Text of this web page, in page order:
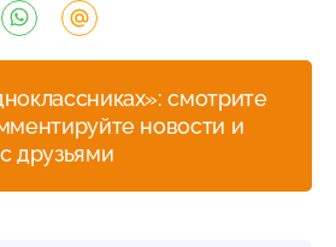
смотрите
новости и
друзьями